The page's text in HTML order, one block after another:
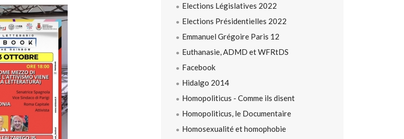
Elections Législatives 2022
Elections Présidentielles 2022
Emmanuel Grégoire Paris 12
Euthanasie, ADMD et WFRtDS
Facebook
Hidalgo 2014
Homopoliticus - Comme ils disent
Homopoliticus, le Documentaire
Homosexualité et homophobie